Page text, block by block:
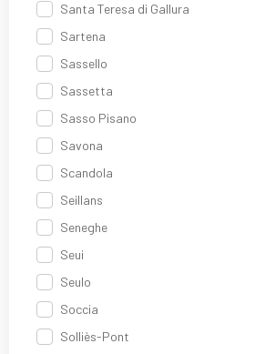
Santa Teresa di Gallura
Sartena
Sassello
Sassetta
Sasso Pisano
Savona
Scandola
Seillans
Seneghe
Seui
Seulo
Soccia
Solliès-Pont